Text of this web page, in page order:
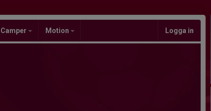
Camper Motion Logga in